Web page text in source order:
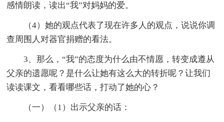
感情朗读，读出“我”对妈妈的爱。
（4）她的观点代表了现在许多人的观点，说说你调
查周围人对器官捐赠的看法。
3、那么，“我”的态度为什么由不情愿，转变成遵从
父亲的遗愿呢？是什么让她有这么大的转折呢？让我们
读读课文，看看哪些话，打动了她的心？
（一）（1）出示父亲的话：